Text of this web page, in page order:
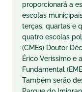
proporcionará a
escolas
terças, quartas e
quatro escolas
(CMEs) Doutor
Érico Veríssimo e
Fundamental
Também serão